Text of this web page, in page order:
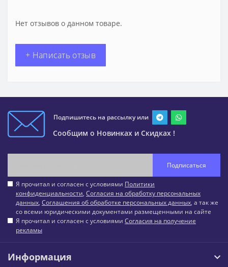
Нет отзывов о данном товаре.
+ Написать отзыв
Подпишитесь на рассылку или
Сообщим о Новинках и Скидках !
Подписаться
Я прочитал и согласен с условиями Политики
конфиденциальности, Согласия на обработку персональных
данных, Соглашения об обработке персональных данных, а так же
со всеми юридическими документами размещенными на сайте
Я прочитал и согласен с условиями Согласия на получение
рекламы
Информация